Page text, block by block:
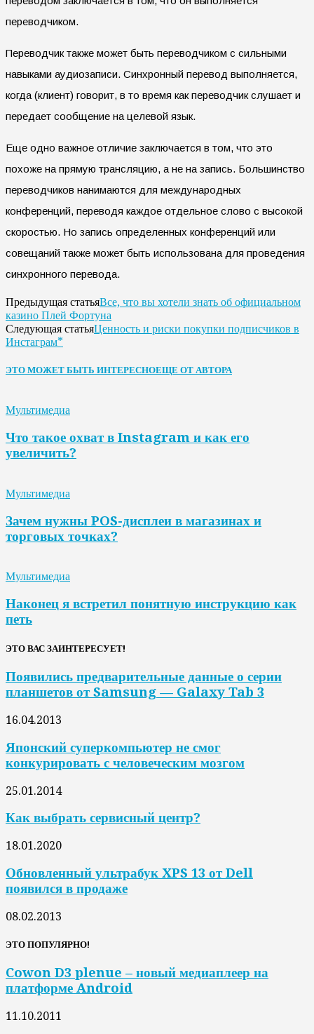
переводчиком.
Переводчик также может быть переводчиком с сильными
навыками аудиозаписи. Синхронный перевод выполняется,
когда (клиент) говорит, в то время как переводчик слушает и
передает сообщение на целевой язык.
Еще одно важное отличие заключается в том, что это
похоже на прямую трансляцию, а не на запись. Большинство
переводчиков нанимаются для международных
конференций, переводя каждое отдельное слово с высокой
скоростью. Но запись определенных конференций или
совещаний также может быть использована для проведения
синхронного перевода.
Предыдущая статьяВсе, что вы хотели знать об официальном
казино Плей Фортуна
Следующая статьяЦенность и риски покупки подписчиков в
Инстаграм*
ЭТО МОЖЕТ БЫТЬ ИНТЕРЕСНОЕЩЕ ОТ АВТОРА
Мультимедиа
Что такое охват в Instagram и как его
увеличить?
Мультимедиа
Зачем нужны POS-дисплеи в магазинах и
торговых точках?
Мультимедиа
Наконец я встретил понятную инструкцию как
петь
ЭТО ВАС ЗАИНТЕРЕСУЕТ!
Появились предварительные данные о серии
планшетов от Samsung — Galaxy Tab 3
16.04.2013
Японский суперкомпьютер не смог
конкурировать с человеческим мозгом
25.01.2014
Как выбрать сервисный центр?
18.01.2020
Обновленный ультрабук XPS 13 от Dell
появился в продаже
08.02.2013
ЭТО ПОПУЛЯРНО!
Cowon D3 plenue – новый медиаплеер на
платформе Android
11.10.2011